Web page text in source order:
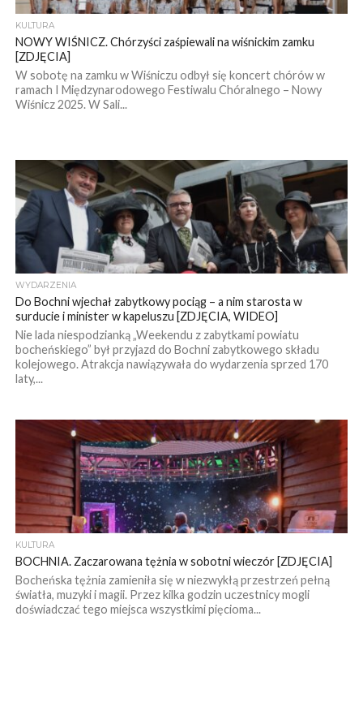
KULTURA
NOWY WIŚNICZ. Chórzyści zaśpiewali na wiśnickim zamku
[ZDJĘCIA]
W sobotę na zamku w Wiśniczu odbył się koncert chórów w
ramach I Międzynarodowego Festiwalu Chóralnego – Nowy
Wiśnicz 2025. W Sali...
WYDARZENIA
Do Bochni wjechał zabytkowy pociąg – a nim starosta w
surducie i minister w kapeluszu [ZDJĘCIA, WIDEO]
Nie lada niespodzianką „Weekendu z zabytkami powiatu
bocheńskiego” był przyjazd do Bochni zabytkowego składu
kolejowego. Atrakcja nawiązywała do wydarzenia sprzed 170
laty,...
KULTURA
BOCHNIA. Zaczarowana tężnia w sobotni wieczór [ZDJĘCIA]
Bocheńska tężnia zamieniła się w niezwykłą przestrzeń pełną
światła, muzyki i magii. Przez kilka godzin uczestnicy mogli
doświadczać tego miejsca wszystkimi pięcioma...